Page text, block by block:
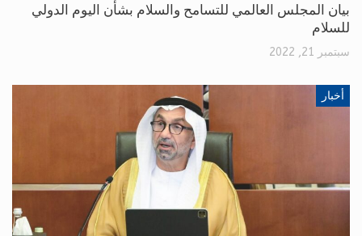
بيان المجلس العالمي للتسامح والسلام بشأن اليوم الدولي
للسلام
سبتمبر 21, 2022
أخبار